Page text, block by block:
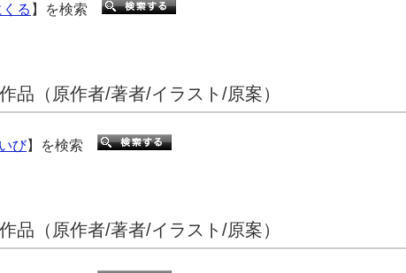
る 】を検索
品（原作者/著者/イラスト/原案）
び】を検索
品（原作者/著者/イラスト/原案）